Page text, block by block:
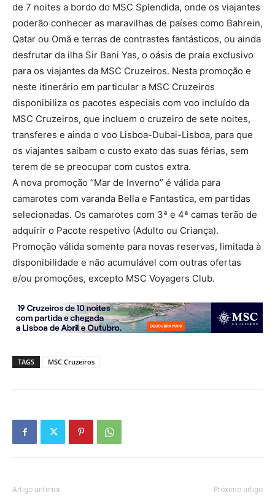
de 7 noites a bordo do MSC Splendida, onde os viajantes
poderão conhecer as maravilhas de países como Bahrein,
Qatar ou Omã e terras de contrastes fantásticos, ou ainda
desfrutar da ilha Sir Bani Yas, o oásis de praia exclusivo
para os viajantes da MSC Cruzeiros. Nesta promoção e
neste itinerário em particular a MSC Cruzeiros
disponibiliza os pacotes especiais com voo incluído da
MSC Cruzeiros, que incluem o cruzeiro de sete noites,
transferes e ainda o voo Lisboa-Dubai-Lisboa, para que
os viajantes saibam o custo exato das suas férias, sem
terem de se preocupar com custos extra.
A nova promoção “Mar de Inverno” é válida para
camarotes com varanda Bella e Fantastica, em partidas
selecionadas. Os camarotes com 3ª e 4ª camas terão de
adquirir o Pacote respetivo (Adulto ou Criança).
Promoção válida somente para novas reservas, limitada à
disponibilidade e não acumulável com outras ofertas
e/ou promoções, excepto MSC Voyagers Club.
TAGS MSC Cruzeiros
Artigo anterior Próximo artigo